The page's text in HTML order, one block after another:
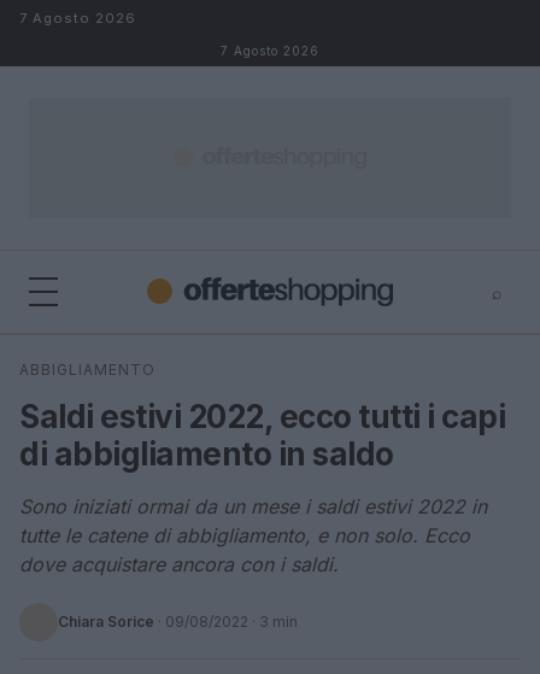
Salta al contenuto
7 Agosto 2026
7 Agosto 2026
⌕
Cerca
ABBIGLIAMENTO
Saldi estivi 2022, ecco tutti i capi
di abbigliamento in saldo
Sono iniziati ormai da un mese i saldi estivi 2022 in
tutte le catene di abbigliamento, e non solo. Ecco
dove acquistare ancora con i saldi.
Chiara Sorice · 09/08/2022 · 3 min